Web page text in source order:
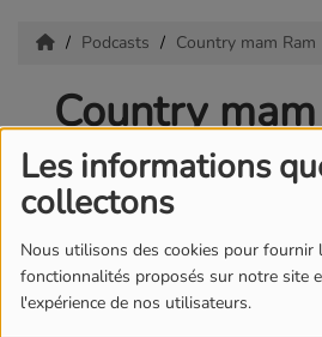
Les informations
collectons
Nous utilisons des cookies pour fournir
fonctionnalités proposés sur notre site
l'expérience de nos utilisateurs.
Podcasts Country mam Ram
Country
03.08.2026